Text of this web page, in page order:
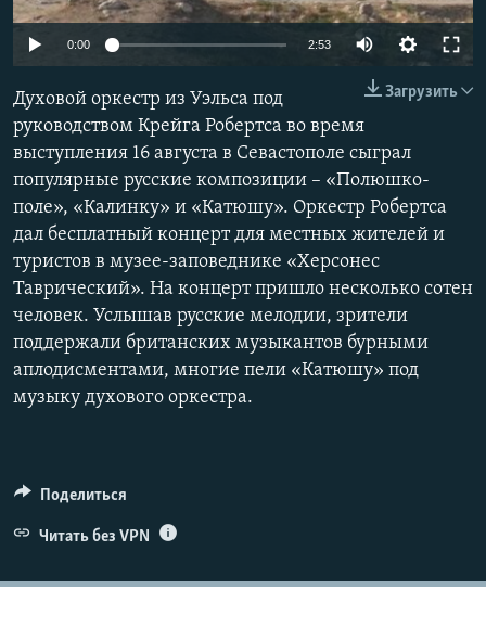
ПОБЕДИТЕЛЕЙ НЕ СУДЯТ?
ELIFBE
УКРАИНСКАЯ ПРОБЛЕМА КРЫМА
ПРИСОЕДИНЯЙТЕСЬ!
Все сайты RFE/RL
0:00 2:53
Загрузить
Духовой оркестр из Уэльса под
руководством Крейга Робертса во время
выступления 16 августа в Севастополе сыграл
популярные русские композиции – «Полюшко-
поле», «Калинку» и «Катюшу». Оркестр Робертса
дал бесплатный концерт для местных жителей и
туристов в музее-заповеднике «Херсонес
Таврический». На концерт пришло несколько сотен
человек. Услышав русские мелодии, зрители
поддержали британских музыкантов бурными
аплодисментами, многие пели «Катюшу» под
музыку духового оркестра.
Поделиться
Читать без VPN